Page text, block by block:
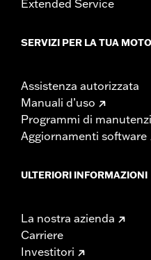
Extended Service
SERVIZI PER LA TUA MOTO
Assistenza autorizzata
Manuali d’uso
Programmi di
Aggiornamenti software
ULTERIORI INFORMAZIONI
La nostra azienda
Carriere
Investitori